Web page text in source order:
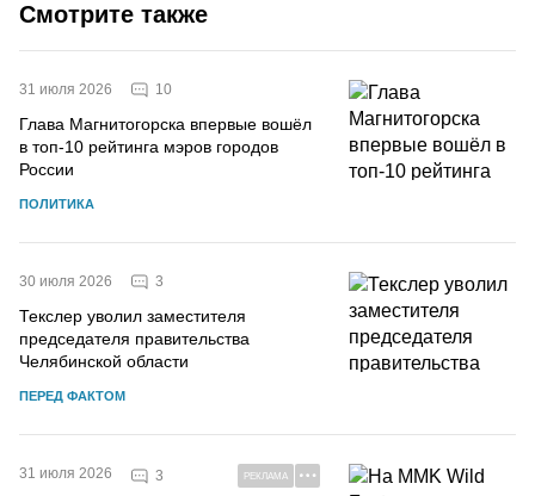
Смотрите также
31 июля 2026 10
Глава Магнитогорска впервые вошёл
в топ-10 рейтинга мэров городов
России
ПОЛИТИКА
30 июля 2026 3
Текслер уволил заместителя
председателя правительства
Челябинской области
ПЕРЕД ФАКТОМ
31 июля 2026 3 РЕКЛАМА